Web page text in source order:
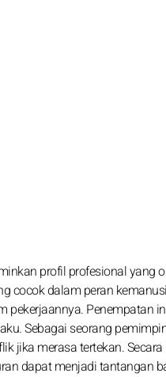
profil profesional yang
cocok dalam peran
pekerjaannya. Penempatan
Sebagai seorang
jika merasa tertekan.
dapat menjadi tantangan